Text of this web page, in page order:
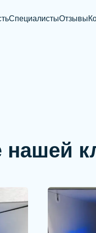
СпециалистыОтзывы